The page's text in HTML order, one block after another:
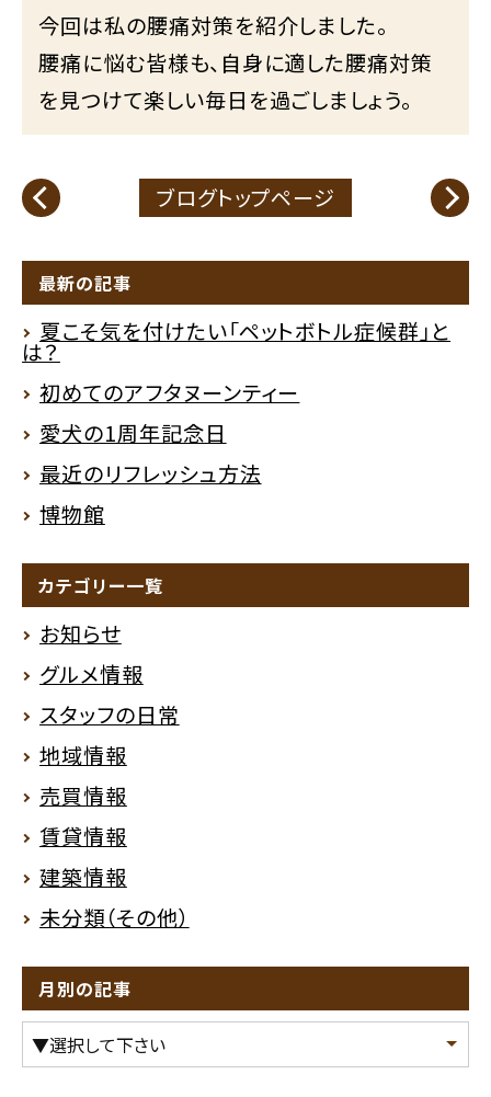
今回は私の腰痛対策を紹介しました。
腰痛に悩む皆様も、自身に適した腰痛対策
を見つけて楽しい毎日を過ごしましょう。
ブログトップページ
最新の記事
夏こそ気を付けたい「ペットボトル症候群」と
は？
初めてのアフタヌーンティー
愛犬の1周年記念日
最近のリフレッシュ方法
博物館
カテゴリー一覧
お知らせ
グルメ情報
スタッフの日常
地域情報
売買情報
賃貸情報
建築情報
未分類（その他）
月別の記事